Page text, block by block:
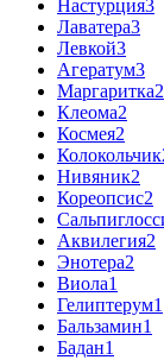
Настурция3
Лаватера3
Левкой3
Агератум3
Маргаритка2
Клеома2
Космея2
Колокольчик
Нивяник2
Кореопсис2
Аквилегия2
Энотера2
Виола1
Гелиптерум1
Бальзамин1
Бадан1